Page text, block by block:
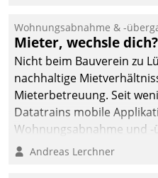
und Beschwerde-
ein.
Wohnungsabnahme & -
Mieter, wechsle dich?
Nicht beim Bauverein zu
nachhaltige
Mieterbetreuung. Seit
Datatrains mobile
Wohnungsabnahme und -
Mieter wohlgeordnet
Andreas Lerchner